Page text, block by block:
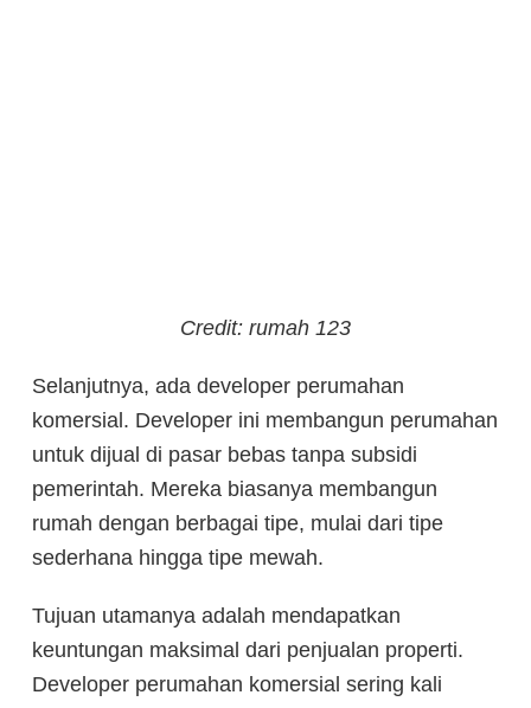
Credit: rumah 123
Selanjutnya, ada developer perumahan
komersial. Developer ini membangun perumahan
untuk dijual di pasar bebas tanpa subsidi
pemerintah. Mereka biasanya membangun
rumah dengan berbagai tipe, mulai dari tipe
sederhana hingga tipe mewah.
Tujuan utamanya adalah mendapatkan
keuntungan maksimal dari penjualan properti.
Developer perumahan komersial sering kali